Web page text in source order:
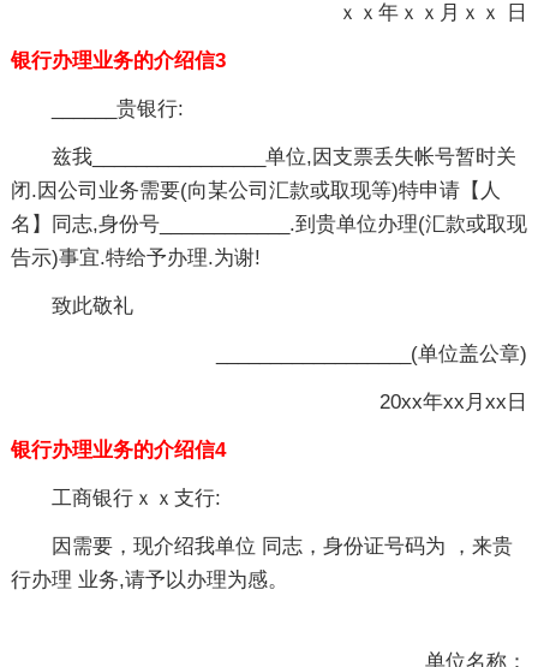
ｘｘ年ｘｘ月ｘｘ 日
银行办理业务的介绍信3
______贵银行:
兹我________________单位,因支票丢失帐号暂时关
闭.因公司业务需要(向某公司汇款或取现等)特申请【人
名】同志,身份号____________.到贵单位办理(汇款或取现
告示)事宜.特给予办理.为谢!
致此敬礼
__________________(单位盖公章)
20xx年xx月xx日
银行办理业务的介绍信4
工商银行ｘｘ支行:
因需要，现介绍我单位 同志，身份证号码为 ，来贵
行办理 业务,请予以办理为感。
单位名称：